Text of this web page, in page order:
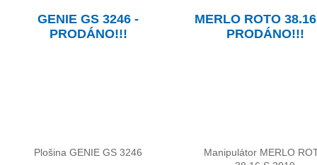
GENIE GS 3246 -
PRODÁNO!!!
Plošina GENIE GS 3246
MERLO ROTO
PRODÁNO!!!
Manipulátor MERLO